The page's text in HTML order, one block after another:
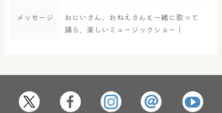
はしゃきっズ
メッセージ
おにいさん、おねえさんと一緒に歌って
踊る、楽しいミュージックショー！